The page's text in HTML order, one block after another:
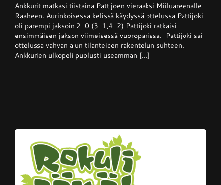
–
Pattijoki
otti
Ankkureista
voiton
kotikentällään
Ankkurit matkasi tiistaina Pattijoen vieraaksi Miiluareenalle
Raaheen. Aurinkoisessa kelissä käydyssä ottelussa Pattijoki
oli parempi jaksoin 2-0 (3-1,4-2) Pattijoki ratkaisi
ensimmäisen jakson viimeisessä vuoroparissa. Pattijoki sai
ottelussa vahvan alun tilanteiden rakentelun suhteen.
Ankkurien ulkopeli puolusti useamman [...]